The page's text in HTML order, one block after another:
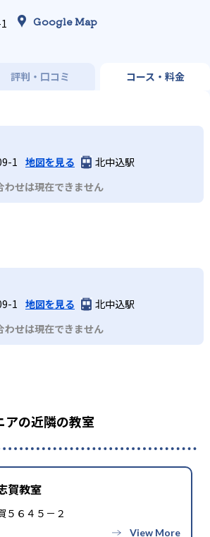
Google Map
評判・口コミ コース・料金
1 地図を見る
北中込駅
わせは現在できません
1 地図を見る
北中込駅
わせは現在できません
アの近隣の教室
賀教室
５６４５－２